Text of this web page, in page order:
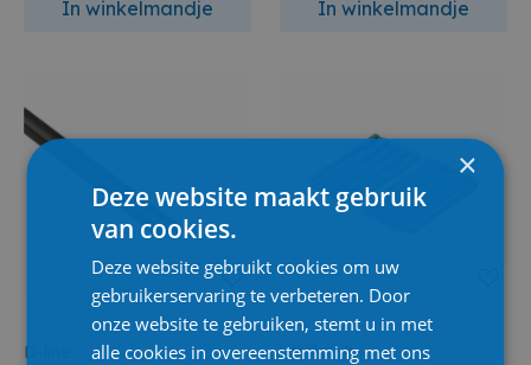
In winkelmandje In winkelmandje
D-line Wolfcraft
×
Deze website maakt gebruik
van cookies.
Deze website gebruikt cookies om uw
gebruikerservaring te verbeteren. Door
onze website te gebruiken, stemt u in met
alle cookies in overeenstemming met ons